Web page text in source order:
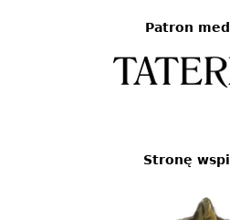
Patron
Stronę